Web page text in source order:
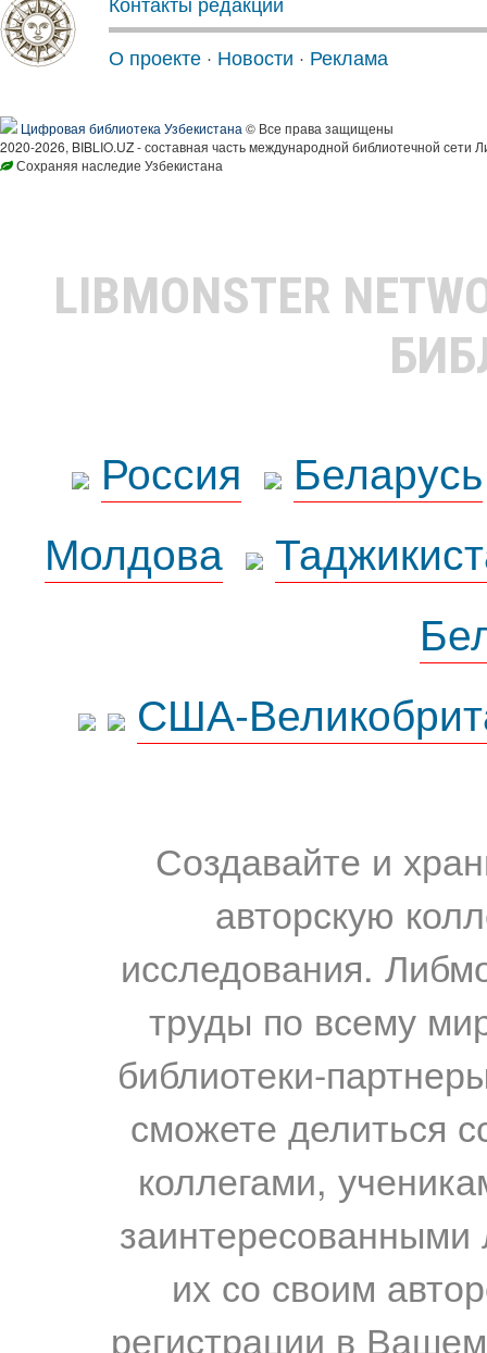
О проекте · Новости · Реклама
Цифровая библиотека Узбекистана © Все права защищены
2020-2026, BIBLIO.UZ - составная часть международной библиотечной сети
Сохраняя наследие Узбекистана
LIBMONSTER
Россия
Беларусь
Молдова
США-
Создавайте и
авторскую
исследования.
труды по всему
библиотеки-
сможете делиться
коллегами,
их со своим
регистрации в